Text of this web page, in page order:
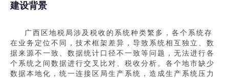
建设背景
广西区地税局涉及税收的系统种类繁多，各个系统存
在业务定位不同，技术框架差异，导致系统相互独立、数
据来源不一致、数据统计口径不一致等问题，无法进行各
个系统之间数据进行交叉比对、税收分析。各个地市缺少
数据本地化，统一连接区局生产系统，造成生产系统压力